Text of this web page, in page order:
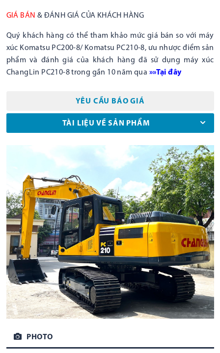
GIÁ BÁN & ĐÁNH GIÁ CỦA KHÁCH HÀNG
Quý khách hàng có thể tham khảo mức giá bán so với máy
xúc Komatsu PC200-8/ Komatsu PC210-8, ưu nhược điểm sản
phẩm và đánh giá của khách hàng đã sử dụng máy xúc
ChangLin PC210-8 trong gần 10 năm qua »»Tại đây
YÊU CẦU BÁO GIÁ
TÀI LIỆU VỀ SẢN PHẨM
PHOTO